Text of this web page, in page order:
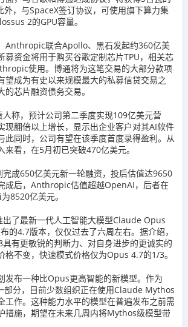
外，与SpaceX签订协议，可使用旗下算力集
2的GPU容量。
Anthropic联合Apollo、黑石发起约360亿美
募资金将用于购买谷歌定制芯片TPU，相关芯
使用。博通将为这笔交易的大部分款项
望成为有史以来规模最大的私募信贷交易之
芯片融资债务交易。
称，预计公司第二季度实现109亿美元营
现翻倍以上增长，显示出企业客户对其AI软件
此同时，公司有望在该季度首度录得盈利。从
来看，在5月初已突破470亿美元。
成650亿美元新一轮融资，投后估值达9650
成后，Anthropic估值超越OpenAI，后者在
8520亿美元。
了最新一代人工智能大模型Claude Opus
的4.7版本，仅仅过去了六周左右。据介绍，
有更敏锐的判断力、对自身进步的更诚实的
格不变，快速模式价格仅为Opus 4.7的1/3。
发布一种比Opus更高智能的新模型。作为
部分，目前少数组织正在使用Claude Mythos
工作。这种能力水平的模型在普遍发布之前需
措施，期望在未来几周内将Mythos级模型带